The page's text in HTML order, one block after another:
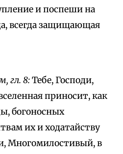
и поспеши на
всегда защищающая
гл. 8:Тебе, Господи,
приносит, как
богоносных
их и ходатайству
Многомилостивый, в